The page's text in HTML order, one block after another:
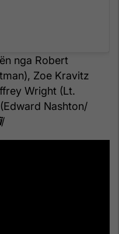
nga Robert
Zoe Kravitz
Wright (Lt.
Nashton/
/